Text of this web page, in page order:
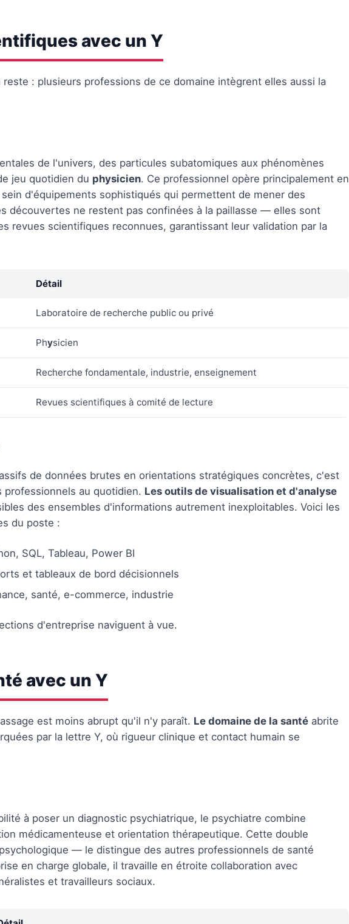
avec un Y
: plusieurs professions de ce domaine intègrent elles aussi la
de l'univers, des particules subatomiques aux phénomènes
jeu quotidien du physicien. Ce professionnel opère principalement en
d'équipements sophistiqués qui permettent de mener des
découvertes ne restent pas confinées à la paillasse — elles sont
revues scientifiques reconnues, garantissant leur validation par la
Détail
Laboratoire de recherche public ou privé
Physicien
Recherche fondamentale, industrie, enseignement
Revues scientifiques à comité de lecture
de données brutes en orientations stratégiques concrètes, c'est
au quotidien. Les outils de visualisation et d'analyse
des ensembles d'informations autrement inexploitables. Voici les
du poste :
SQL, Tableau, Power BI
et tableaux de bord décisionnels
santé, e-commerce, industrie
d'entreprise naviguent à vue.
avec un Y
est moins abrupt qu'il n'y paraît. Le domaine de la santé abrite
par la lettre Y, où rigueur clinique et contact humain se
à poser un diagnostic psychiatrique, le psychiatre combine
médicamenteuse et orientation thérapeutique. Cette double
— le distingue des autres professionnels de santé
en charge globale, il travaille en étroite collaboration avec
et travailleurs sociaux.